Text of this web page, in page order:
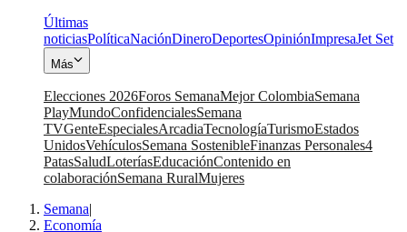
Últimas
noticiasPolíticaNaciónDineroDeportesOpiniónImpresaJet Set
Más
Elecciones 2026Foros SemanaMejor ColombiaSemana
PlayMundoConfidencialesSemana
TVGenteEspecialesArcadiaTecnologíaTurismoEstados
UnidosVehículosSemana SostenibleFinanzas Personales4
PatasSaludLoteríasEducaciónContenido en
colaboraciónSemana RuralMujeres
Semana|
Economía